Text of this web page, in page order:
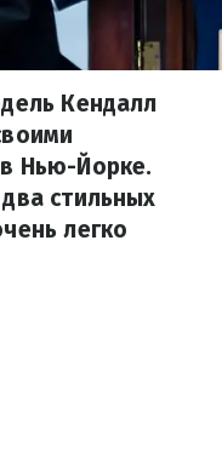
Кендалл
Нью-Йорке.
стильных
легко